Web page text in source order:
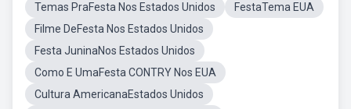
Temas PraFesta Nos Estados Unidos
FestaTema EUA
Filme DeFesta Nos Estados Unidos
Festa JuninaNos Estados Unidos
Como E UmaFesta CONTRY Nos EUA
Cultura AmericanaEstados Unidos